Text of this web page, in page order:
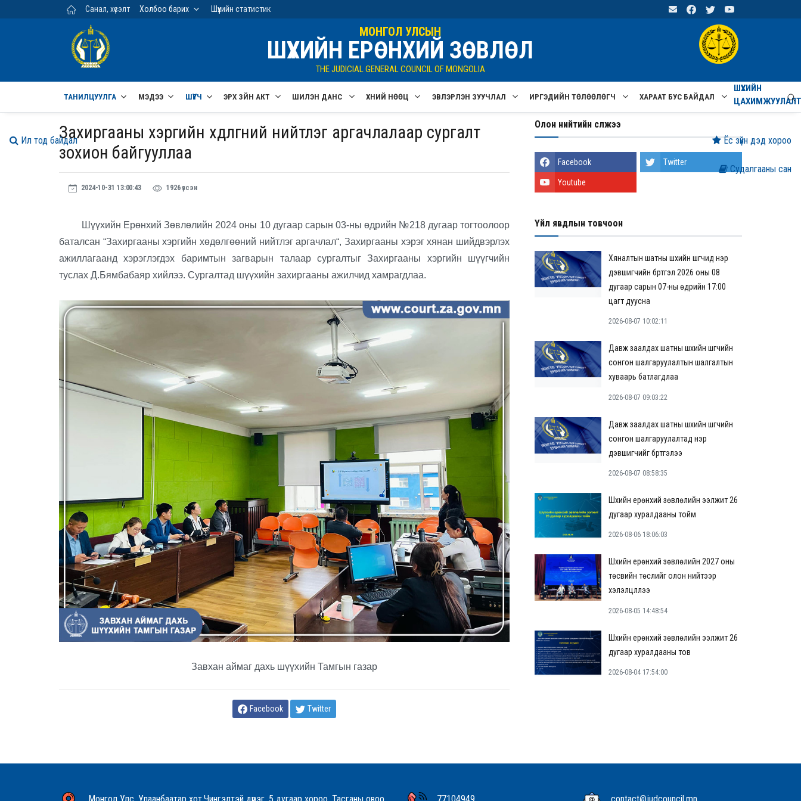
Үндсэн агуулга руу шилжих
Санал, хүсэлт Холбоо барих Шүүхийн статистик
МОНГОЛ УЛСЫН
ШҮҮХИЙН ЕРӨНХИЙ ЗӨВЛӨЛ
THE JUDICIAL GENERAL COUNCIL OF MONGOLIA
ТАНИЛЦУУЛГА МЭДЭЭ ШҮҮГЧ ЭРХ ЗҮЙН АКТ ШИЛЭН ДАНС ХҮНИЙ НӨӨЦ ЭВЛЭРҮҮЛЭН ЗУУЧЛАЛ ИРГЭДИЙН ТӨЛӨӨЛӨГЧ ХАРААТ БУС БАЙДАЛ
ШҮҮХИЙН
Захиргааны хэргийн хөдөлгөөний нийтлэг аргачлалаар сургалт
зохион байгууллаа
2024-10-31 13:00:43 1926 үзсэн
Шүүхийн Ерөнхий Зөвлөлийн 2024 оны 10 дугаар сарын 03-ны өдрийн №218 дугаар тогтоолоор
баталсан “Захиргааны хэргийн хөдөлгөөний нийтлэг аргачлал“, Захиргааны хэрэг хянан шийдвэрлэх
ажиллагаанд хэрэглэгдэх баримтын загварын талаар сургалтыг Захиргааны хэргийн шүүгчийн
туслах Д.Бямбабаяр хийлээ. Сургалтад шүүхийн захиргааны ажилчид хамрагдлаа.
Завхан аймаг дахь шүүхийн Тамгын газар
Facebook Twitter
Олон нийтийн сүлжээ
Facebook Twitter
Youtube
Үйл явдлын товчоон
Хяналтын шатны шүүхийн шүүгчид нэр
дэвшигчийн бүртгэл 2026 оны 08
дугаар сарын 07-ны өдрийн 17:00
цагт дуусна
2026-08-07 10:02:11
Давж заалдах шатны шүүхийн шүүгчийн
сонгон шалгаруулалтын шалгалтын
хуваарь батлагдлаа
2026-08-07 09:03:22
Давж заалдах шатны шүүхийн шүүгчийн
сонгон шалгаруулалтад нэр
дэвшигчийг бүртгэлээ
2026-08-07 08:58:35
Шүүхийн ерөнхий зөвлөлийн ээлжит 26
дугаар хуралдааны тойм
2026-08-06 18:06:03
Шүүхийн ерөнхий зөвлөлийн 2027 оны
төсвийн төслийг олон нийтээр
хэлэлцүүллээ
2026-08-05 14:48:54
Шүүхийн ерөнхий зөвлөлийн ээлжит 26
дугаар хуралдааны тов
2026-08-04 17:54:00
Судалгааны сан
Ёс зүйн дэд хороо
Ил тод байдал